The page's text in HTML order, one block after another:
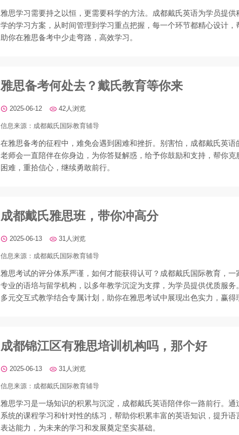
雅思学习需要持之以恒，更需要科学的方法。成都戴氏英语为学员提供
学的学习方案，从时间管理到学习重点把握，每一个环节都精心设计，
助你在雅思备考中少走弯路，高效学习。
雅思备考何处去？戴氏教育等你来
2025-06-12 42人浏览
信息来源： 成都戴氏国际教育辅导
在雅思备考的征程中，难免会遇到困难和挫折。别害怕，成都戴氏英语
老师会一直陪伴在你身边，为你答疑解惑，给予你鼓励和支持，帮你克
困难，重拾信心，继续勇敢前行。
成都戴氏雅思班，带你冲高分
2025-06-13 31人浏览
信息来源： 成都戴氏国际教育辅导
雅思考试的评分体系严谨，如何才能获得认可？成都戴氏国际教育，一
专业的语培与留学机构，以多年教学沉淀为支撑，为学员提供优质服务。
多元交互式教学结合专属计划，助你在雅思考试中展现出色实力，赢得
成都锦江区有雅思培训机构吗，那个好
2025-06-13 31人浏览
信息来源： 成都戴氏国际教育辅导
雅思学习是一场知识的积累与沉淀，成都戴氏英语陪伴你一路前行。通
系统的课程学习和针对性的练习，帮助你积累丰富的英语知识，提升语
表达能力，为未来的学习和发展奠定坚实基础。